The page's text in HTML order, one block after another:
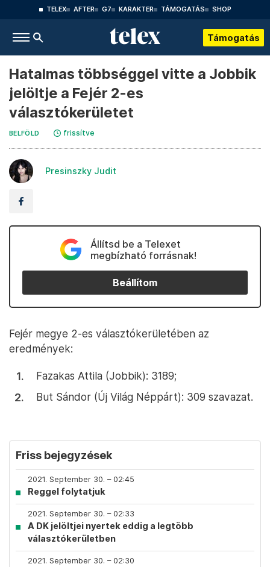
TELEX AFTER G7 KARAKTER TÁMOGATÁS SHOP
Támogatás
Hatalmas többséggel vitte a Jobbik
jelöltje a Fejér 2-es
választókerületet
BELFÖLD frissítve
Presinszky Judit
Állítsd be a Telexet
megbízható forrásnak!
Beállítom
Fejér megye 2-es választókerületében az
eredmények:
Fazakas Attila (Jobbik): 3189;
But Sándor (Új Világ Néppárt): 309 szavazat.
Friss bejegyzések
2021. September 30. – 02:45
Reggel folytatjuk
2021. September 30. – 02:33
A DK jelöltjei nyertek eddig a legtöbb
választókerületben
2021. September 30. – 02:30